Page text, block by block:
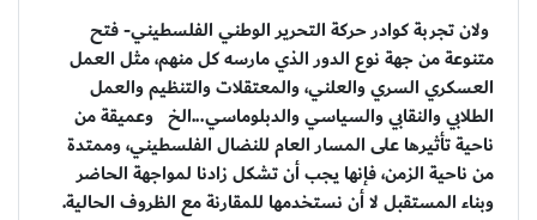
ولان تجربة كوادر حركة التحرير الوطني الفلسطيني- فتح
متنوعة من جهة نوع الدور الذي مارسه كل منهم، مثل العمل
العسكري السري والعلني، والمعتقلات والتنظيم والعمل
الطلابي والنقابي والسياسي والدبلوماسي...الخ وعميقة من
ناحية تأثيرها على المسار العام للنضال الفلسطيني، وممتدة
من ناحية الزمن، فإنها يجب أن تشكل زادنا لمواجهة الحاضر
وبناء المستقبل لا أن نستخدمها للمقارنة مع الظروف الحالية.